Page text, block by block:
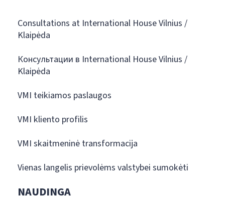
Consultations at International House Vilnius /
Klaipėda
Консультации в International House Vilnius /
Klaipėda
VMI teikiamos paslaugos
VMI kliento profilis
VMI skaitmeninė transformacija
Vienas langelis prievolėms valstybei sumokėti
NAUDINGA